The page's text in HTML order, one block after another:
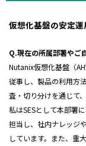
仮想化基盤の安定
Q.現在の所属部署やご
Nutanix仮想化基盤（
従事し、製品の利用方
査・切り分けを通じて
私はSESとして本部署
担当し、社内ナレッジ
しています。また、重